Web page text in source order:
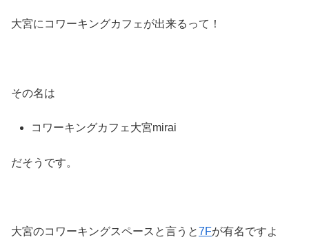
大宮にコワーキングカフェが出来るって！
その名は
コワーキングカフェ大宮mirai
だそうです。
大宮のコワーキングスペースと言うと 7Fが有名ですよ